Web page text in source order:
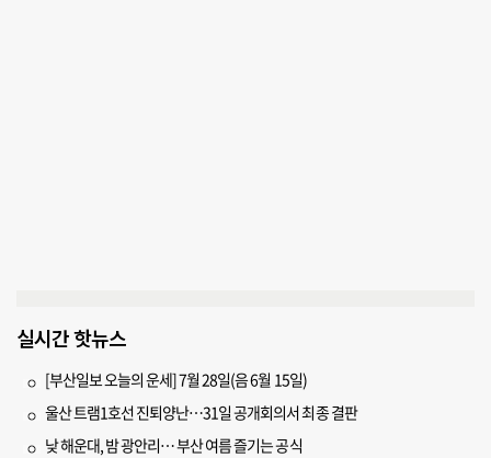
실시간 핫뉴스
[부산일보 오늘의 운세] 7월 28일(음 6월 15일)
울산 트램1호선 진퇴양난…31일 공개회의서 최종 결판
낮 해운대, 밤 광안리… 부산 여름 즐기는 공식